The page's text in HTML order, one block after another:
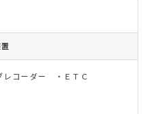
コーダー ・ＥＴＣ